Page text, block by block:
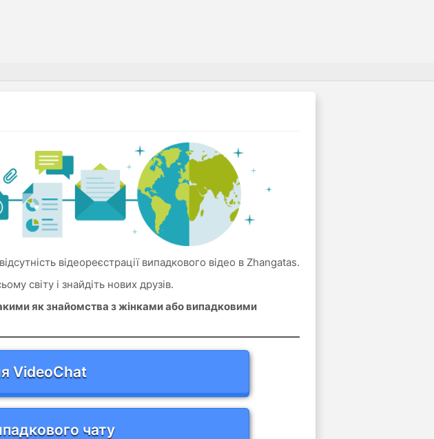
відеореєстрації випадкового відео в Zhangatas.
світу і знайдіть нових друзів.
як знайомства з жінками або випадковими
VideoChat
чату